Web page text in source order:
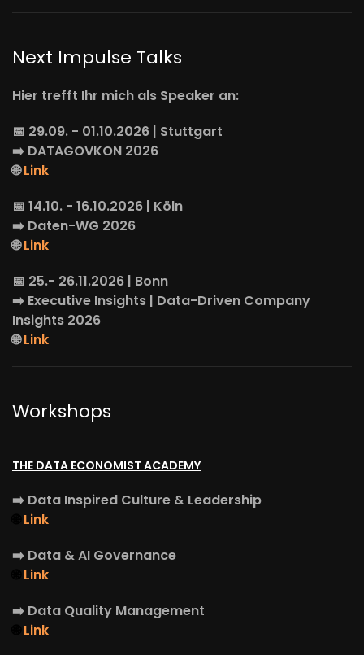
Next Impulse Talks
Hier trefft Ihr mich als Speaker an:
📅 29.09. - 01.10.2026 | Stuttgart
➡️ DATAGOVKON 2026
🌐Link
📅 14.10. - 16.10.2026 | Köln
➡️ Daten-WG 2026
🌐Link
📅 25.- 26.11.2026 | Bonn
➡️ Executive Insights | Data-Driven Company
Insights 2026
🌐Link
Workshops
THE DATA ECONOMIST ACADEMY
➡️ Data Inspired Culture & Leadership
Link
➡️ Data & AI Governance
Link
➡️ Data Quality Management
Link